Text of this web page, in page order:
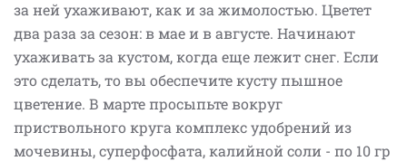
за ней ухаживают, как и за жимолостью. Цветет
два раза за сезон: в мае и в августе. Начинают
ухаживать за кустом, когда еще лежит снег. Если
это сделать, то вы обеспечите кусту пышное
цветение. В марте просыпьте вокруг
приствольного круга комплекс удобрений из
мочевины, суперфосфата, калийной соли - по 10 гр